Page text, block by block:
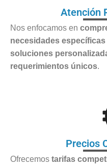
Atención
Nos enfocamos en
necesidades
soluciones
requerimientos únicos.
Precios
Ofrecemos tarifas